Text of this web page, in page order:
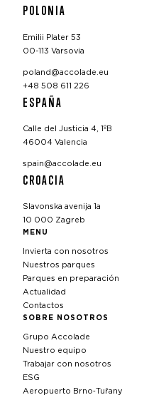
POLONIA
Emilii Plater 53
00-113 Varsovia
poland@accolade.eu
+48 508 611 226
ESPAÑA
Calle del Justicia 4, 1ºB
46004 Valencia
spain@accolade.eu
CROACIA
Slavonska avenija 1a
10 000 Zagreb
MENU
Invierta con nosotros
Nuestros parques
Parques en preparación
Actualidad
Contactos
SOBRE NOSOTROS
Grupo Accolade
Nuestro equipo
Trabajar con nosotros
ESG
Aeropuerto Brno‑Tuřany